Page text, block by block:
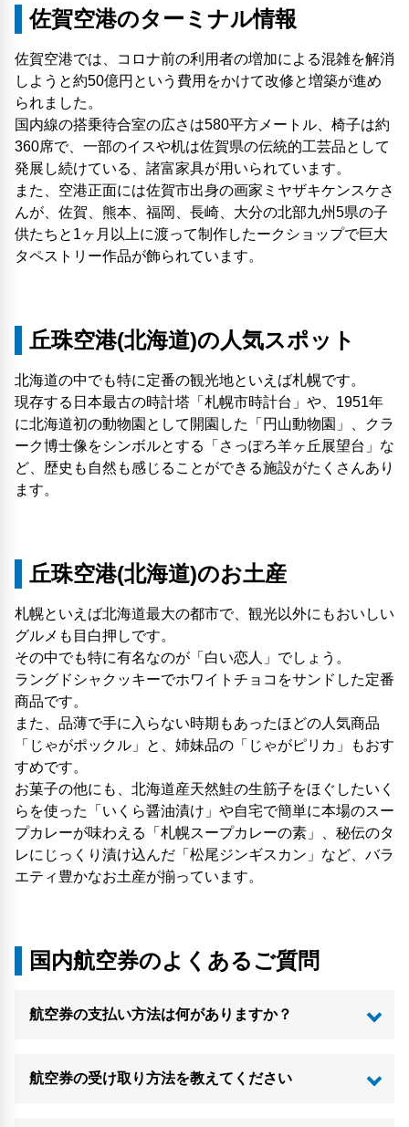
佐賀空港のターミナル情報
佐賀空港では、コロナ前の利用者の増加による混雑を解消
しようと約50億円という費用をかけて改修と増築が進め
られました。
国内線の搭乗待合室の広さは580平方メートル、椅子は約
360席で、一部のイスや机は佐賀県の伝統的工芸品として
発展し続けている、諸富家具が用いられています。
また、空港正面には佐賀市出身の画家ミヤザキケンスケさ
んが、佐賀、熊本、福岡、長崎、大分の北部九州5県の子
供たちと1ヶ月以上に渡って制作したークショップで巨大
タペストリー作品が飾られています。
丘珠空港(北海道)の人気スポット
北海道の中でも特に定番の観光地といえば札幌です。
現存する日本最古の時計塔「札幌市時計台」や、1951年
に北海道初の動物園として開園した「円山動物園」、クラ
ーク博士像をシンボルとする「さっぽろ羊ヶ丘展望台」な
ど、歴史も自然も感じることができる施設がたくさんあり
ます。
丘珠空港(北海道)のお土産
札幌といえば北海道最大の都市で、観光以外にもおいしい
グルメも目白押しです。
その中でも特に有名なのが「白い恋人」でしょう。
ラングドシャクッキーでホワイトチョコをサンドした定番
商品です。
また、品薄で手に入らない時期もあったほどの人気商品
「じゃがポックル」と、姉妹品の「じゃがピリカ」もおす
すめです。
お菓子の他にも、北海道産天然鮭の生筋子をほぐしたいく
らを使った「いくら醤油漬け」や自宅で簡単に本場のスー
プカレーが味わえる「札幌スープカレーの素」、秘伝のタ
レにじっくり漬け込んだ「松尾ジンギスカン」など、バラ
エティ豊かなお土産が揃っています。
国内航空券のよくあるご質問
航空券の支払い方法は何がありますか？
航空券の受け取り方法を教えてください